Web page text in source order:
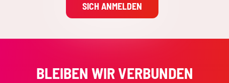
SICH ANMELDEN
BLEIBEN WIR VERBUNDEN